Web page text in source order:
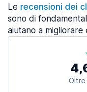
Le recensioni dei
sono di
aiutano a migliorare